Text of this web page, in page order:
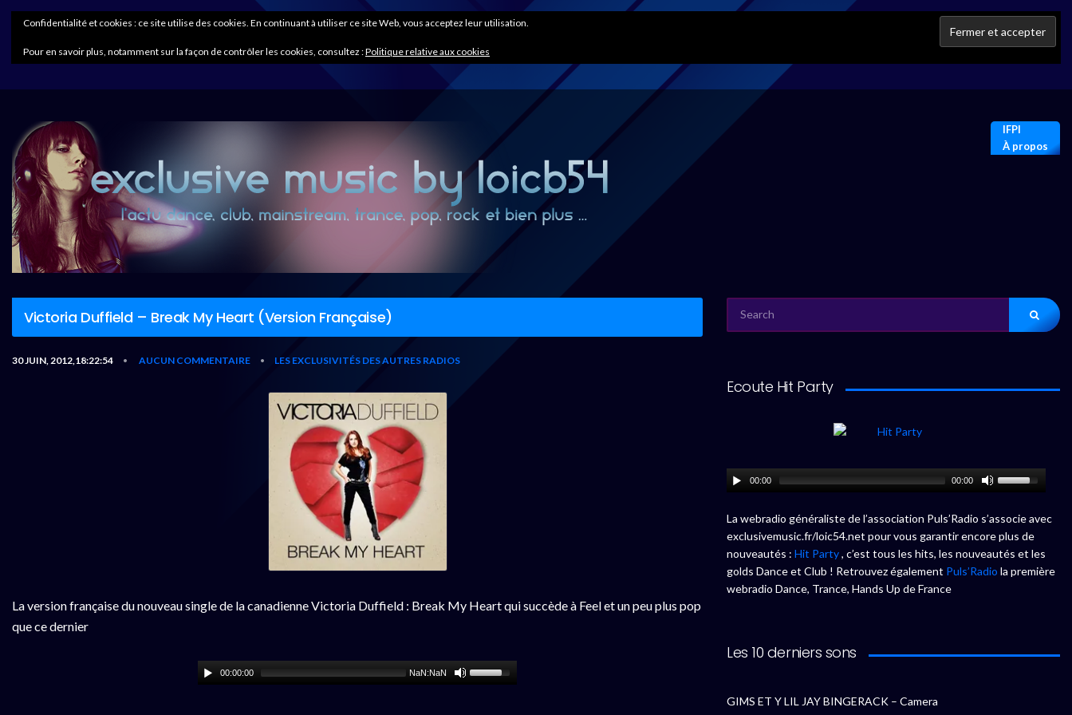
IFPI
À propos
Victoria Duffield – Break My Heart (Version Française)
30 JUIN, 2012,18:22:54 • AUCUN COMMENTAIRE • LES EXCLUSIVITÉS DES AUTRES RADIOS
La version française du nouveau single de la canadienne Victoria Duffield : Break My Heart qui succède à Feel et un peu plus pop
que ce dernier
00:00:00 NaN:NaN
FOR:
Ecoute Hit Party
00:00 00:00
La webradio généraliste de l’association Puls’Radio s’associe avec
exclusivemusic.fr/loic54.net pour vous garantir encore plus de
nouveautés : Hit Party, c’est tous les hits, les nouveautés et les
golds Dance et Club ! Retrouvez également Puls’Radio la première
webradio Dance, Trance, Hands Up de France
Les 10 derniers sons
GIMS ET Y LIL JAY BINGERACK – Camera
Confidentialité et cookies : ce site utilise des cookies. En continuant à utiliser ce site Web, vous acceptez leur utilisation.
Pour en savoir plus, notamment sur la façon de contrôler les cookies, consultez :Politique relative aux cookies